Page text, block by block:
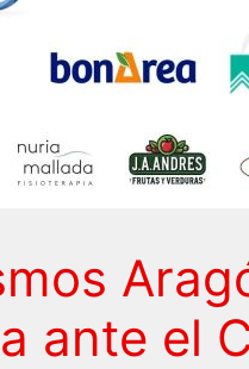
ante el